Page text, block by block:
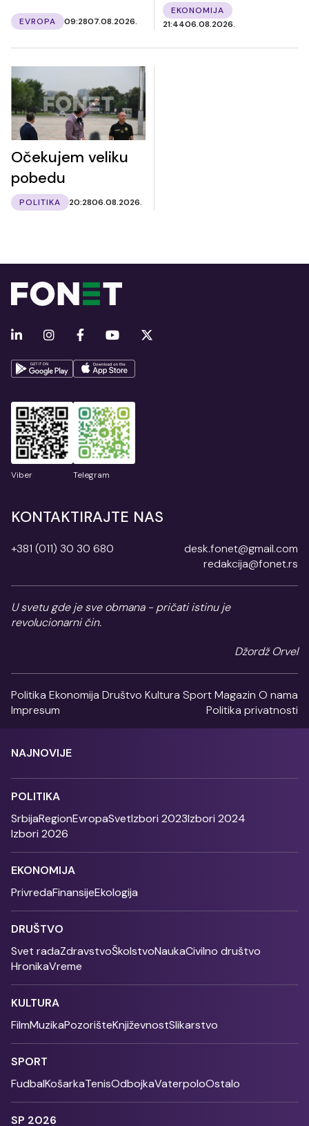
EVROPA 09:2807.08.2026.
EKONOMIJA
21:4406.08.2026.
Očekujem veliku
pobedu
POLITIKA 20:2806.08.2026.
Viber Telegram
KONTAKTIRAJTE NAS
+381 (011) 30 30 680
desk.fonet@gmail.com
redakcija@fonet.rs
U svetu gde je sve obmana - pričati istinu je
revolucionarni čin.
Džordž Orvel
Politika Ekonomija Društvo Kultura SportMagazin O nama
Impresum
Politika privatnosti
NAJNOVIJE
POLITIKA
SrbijaRegionEvropaSvetIzbori 2023Izbori 2024
Izbori 2026
EKONOMIJA
PrivredaFinansijeEkologija
DRUŠTVO
Svet radaZdravstvoŠkolstvoNaukaCivilno društvo
HronikaVreme
KULTURA
FilmMuzikaPozorišteKnjiževnostSlikarstvo
SPORT
FudbalKošarkaTenisOdbojkaVaterpoloOstalo
SP 2026